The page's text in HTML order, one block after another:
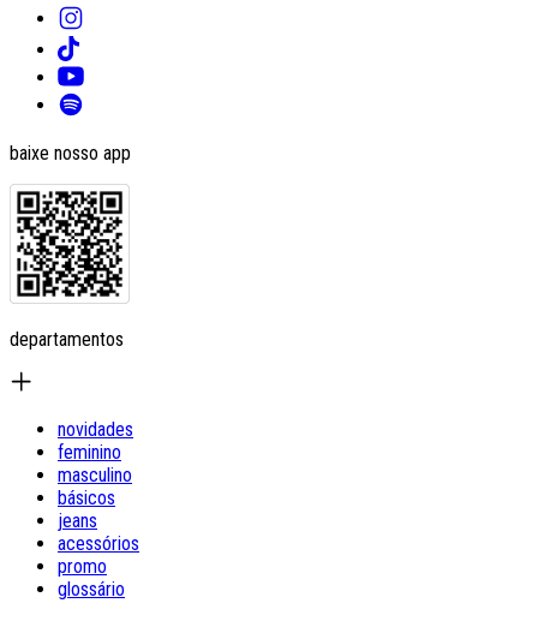
baixe nosso app
departamentos
novidades
feminino
masculino
básicos
jeans
acessórios
promo
glossário